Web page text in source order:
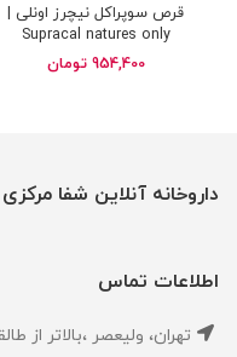
قرص سوپراکل نیچرز اونلی |
Supracal natures only
954,400 تومان
داروخانه آنلاین شفا مرکزی
اطلاعات تماس
تهران، ‎وليعصر ،بالاتر از طالقاني ،